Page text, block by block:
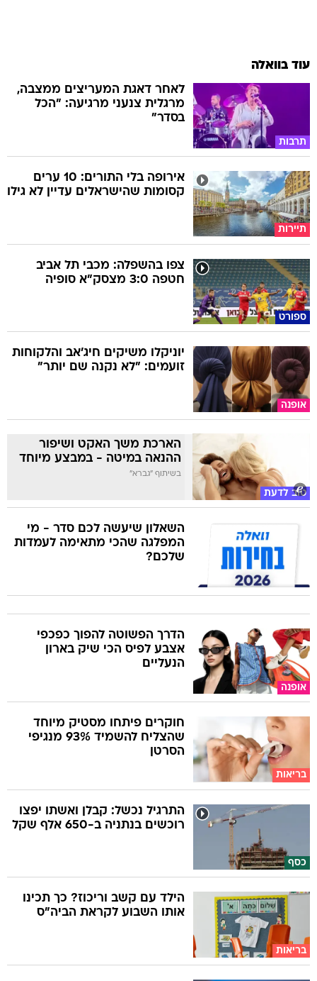
עוד בוואלה
תרבות
לאחר דאגת המעריצים ממצבה,
מרגלית צנעני מרגיעה: "הכל
בסדר"
תיירות
אירופה בלי התורים: 10 ערים
קסומות שהישראלים עדיין לא גילו
ספורט
צפו בהשפלה: מכבי תל אביב
חטפה 3:0 מצסק"א סופיה
אופנה
יוניקלו משיקים חיג'אב והלקוחות
זועמים: "לא נקנה שם יותר"
טוב לדעת
הארכת משך האקט ושיפור
ההנאה במיטה - במבצע מיוחד
בשיתוף "גברא"
השאלון שיעשה לכם סדר - מי
המפלגה שהכי מתאימה לעמדות
שלכם?
אופנה
הדרך הפשוטה להפוך כפכפי
אצבע לפיס הכי שיק בארון
הנעליים
בריאות
חוקרים פיתחו מסטיק מיוחד
שהצליח להשמיד 93% מנגיפי
הסרטן
כסף
התרגיל נכשל: קבלן ואשתו יפצו
רוכשים בנתניה ב-650 אלף שקל
בריאות
הילד עם קשב וריכוז? כך תכינו
אותו השבוע לקראת הביה"ס